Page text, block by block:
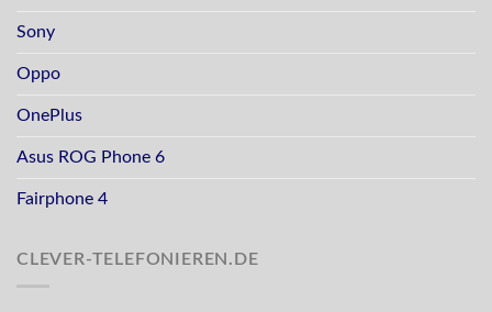
Sony
Oppo
OnePlus
Asus ROG Phone 6
Fairphone 4
CLEVER-TELEFONIEREN.DE